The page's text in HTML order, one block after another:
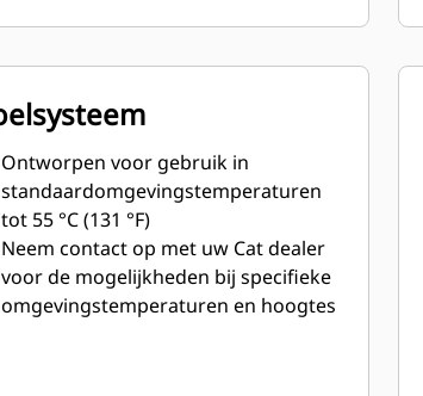
Ontworpen voor gebruik in
standaardomgevingstemperaturen
tot 55 °C (131 °F)
Neem contact op met uw Cat dealer
voor de mogelijkheden bij specifieke
omgevingstemperaturen en hoogtes